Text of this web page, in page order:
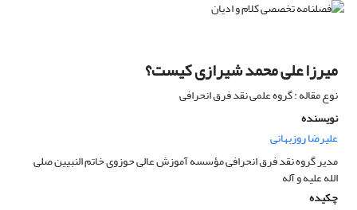
میرزا علی محمد شیرازی کیست؟
نوع مقاله : گروه علمی نقد فرق انحرافی
نویسنده
علیرضا روزبهانی
مدیر گروه نقد فرق انحرافی مؤسسه آموزش عالی حوزوی خاتم النبیین صلی
الله علیه و آله
چکیده